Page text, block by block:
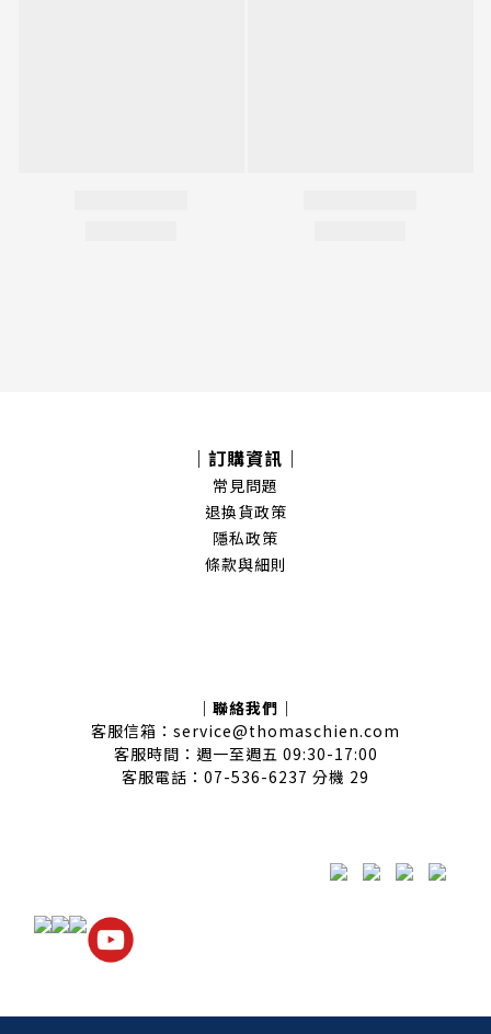
｜訂購資訊｜
常見問題
退換貨政策
隱私政策
條款與細則
｜聯絡我們｜
客服信箱：service@thomaschien.com
客服時間：週一至週五 09:30-17:00
客服電話：07-536-6237 分機 29